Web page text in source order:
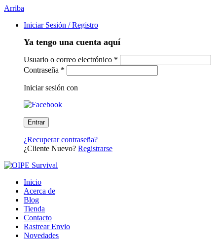
Arriba
Iniciar Sesión / Registro
Ya tengo una cuenta aquí
Usuario o correo electrónico *
Contraseña *
Iniciar sesión con
¿Recuperar contraseña?
¿Cliente Nuevo? Registrarse
Inicio
Acerca de
Blog
Tienda
Contacto
Rastrear Envio
Novedades